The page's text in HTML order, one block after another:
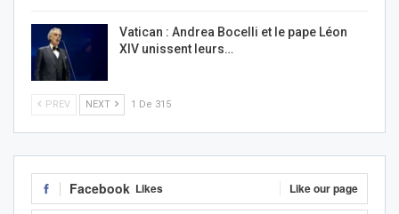
Vatican : Andrea Bocelli et le pape Léon
XIV unissent leurs…
PREV NEXT 1 De 315
Facebook Likes Like our page